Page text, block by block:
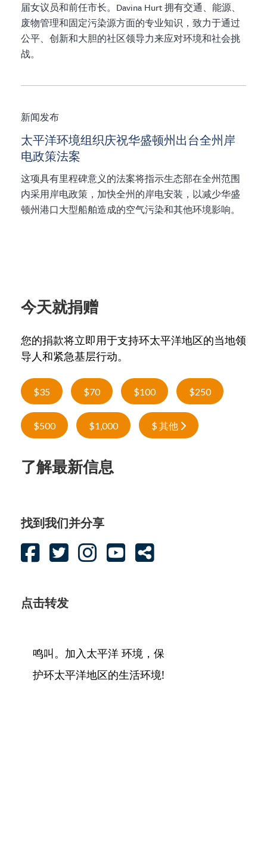
届女议员和前任市长。Davina Hurt 拥有交通、能源、
废物管理和固定污染源方面的专业知识，致力于通过
公平、创新和大胆的社区领导力来应对环境和社会挑
战。
新闻发布
太平洋环境组织庆祝华盛顿州出台全州岸
电政策法案
这项具有里程碑意义的法案将指示生态部在全州范围
内采用岸电政策，加快全州的岸电安装，以减少华盛
顿州港口大型船舶造成的空气污染和其他环境影响。
今天就捐赠
您的捐款将立即用于支持环太平洋地区的当地领
导人和紧急基层行动。
$35 $70 $100 $250
$500 $1,000 $ 其他
了解最新信息
找到我们并分享
点击转发
鸣叫。加入太平洋 环境，保
护环太平洋地区的生活环境!